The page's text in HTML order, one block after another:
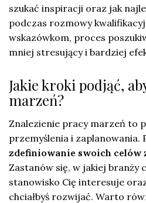
szukać inspiracji oraz jak
podczas rozmowy
wskazówkom, proces
mniej stresujący i bardziej
Jakie kroki podjąć,
marzeń?
Znalezienie pracy marzeń to
przemyślenia i zaplanowania.
zdefiniowanie swoich celów
Zastanów się, w jakiej branży
stanowisko Cię interesuje
chciałbyś rozwijać. Warto